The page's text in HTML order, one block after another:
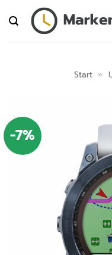
Inhalt
springen
Start »
-7%